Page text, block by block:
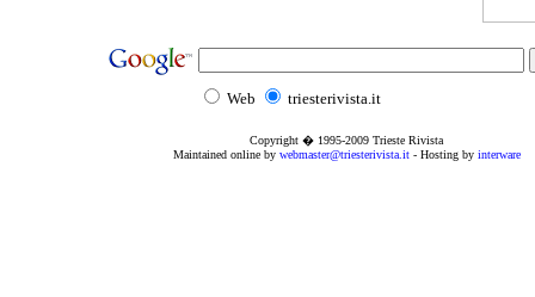
Web triesterivista.it
Copyright � 1995-2009 Trieste Rivista
Maintained online by webmaster@triesterivista.it- Hosting by interware